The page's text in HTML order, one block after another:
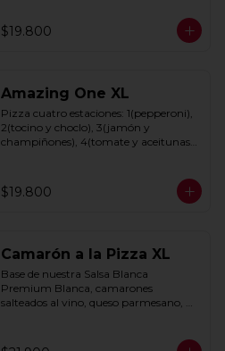
$19.800
Amazing One XL
Pizza cuatro estaciones: 1(pepperoni),
2(tocino y choclo), 3(jamón y
champiñones), 4(tomate y aceitunas
oregano y especias.
$19.800
Camarón a la Pizza XL
Base de nuestra Salsa Blanca
Premium Blanca, camarones
salteados al vino, queso parmesano,